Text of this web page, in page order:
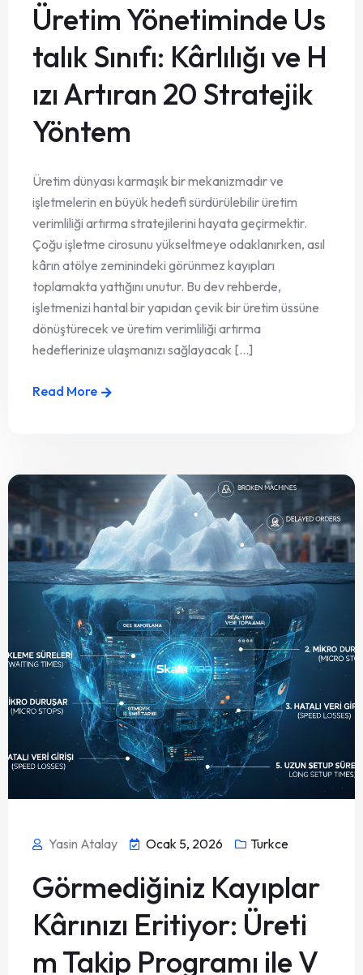
Üretim Yönetiminde Us
talık Sınıfı: Kârlılığı ve H
ızı Artıran 20 Stratejik
Yöntem
Üretim dünyası karmaşık bir mekanizmadır ve
işletmelerin en büyük hedefi sürdürülebilir üretim
verimliliği artırma stratejilerini hayata geçirmektir.
Çoğu işletme cirosunu yükseltmeye odaklanırken, asıl
kârın atölye zeminindeki görünmez kayıpları
toplamakta yattığını unutur. Bu dev rehberde,
işletmenizi hantal bir yapıdan çevik bir üretim üssüne
dönüştürecek ve üretim verimliliği artırma
hedeflerinize ulaşmanızı sağlayacak [...]
Read More
Yasin Atalay Ocak 5, 2026 Turkce
Görmediğiniz Kayıplar
Kârınızı Eritiyor: Üreti
m Takip Programı ile V